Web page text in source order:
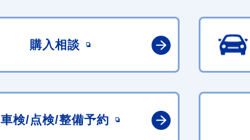
購入相談
車検/点検/整備予約